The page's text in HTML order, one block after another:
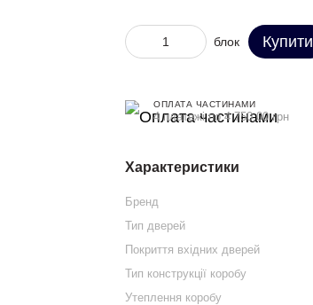
блок Купити
ОПЛАТА ЧАСТИНАМИ
4 платежі по 4 750.00 грн
Характеристики
Бренд
Тип дверей
Покриття вхідних дверей
Тип конструкції коробу
Утеплення коробу